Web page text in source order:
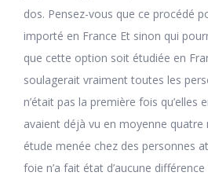
dos. Pensez-vous que ce procédé
importé en France Et sinon qui
que cette option soit étudiée en
soulagerait vraiment toutes les
n’était pas la première fois qu’elles
avaient déjà vu en moyenne quatre
étude menée chez des personnes
foie n’a fait état d’aucune